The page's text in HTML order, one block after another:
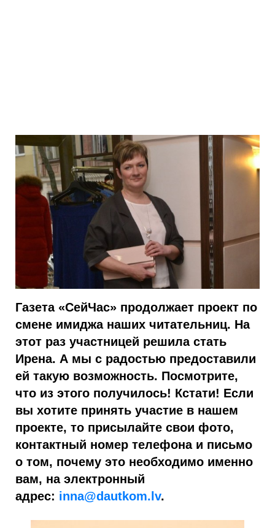
Газета «СейЧас» продолжает проект по
смене имиджа наших читательниц. На
этот раз участницей решила стать
Ирена. А мы с радостью предоставили
ей такую возможность. Посмотрите,
что из этого получилось! Кстати! Если
вы хотите принять участие в нашем
проекте, то присылайте свои фото,
контактный номер телефона и письмо
о том, почему это необходимо именно
вам, на электронный
адрес: inna@dautkom.lv.